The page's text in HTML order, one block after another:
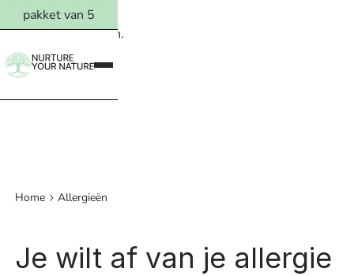
pakket van 5
Lees meer →
Home Allergieën
Je wilt af van je allergie